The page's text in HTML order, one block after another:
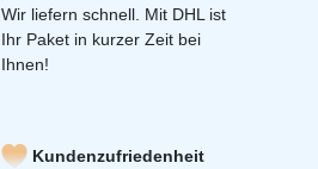
Wir liefern schnell. Mit DHL ist
Ihr Paket in kurzer Zeit bei
Ihnen!
Kundenzufriedenheit